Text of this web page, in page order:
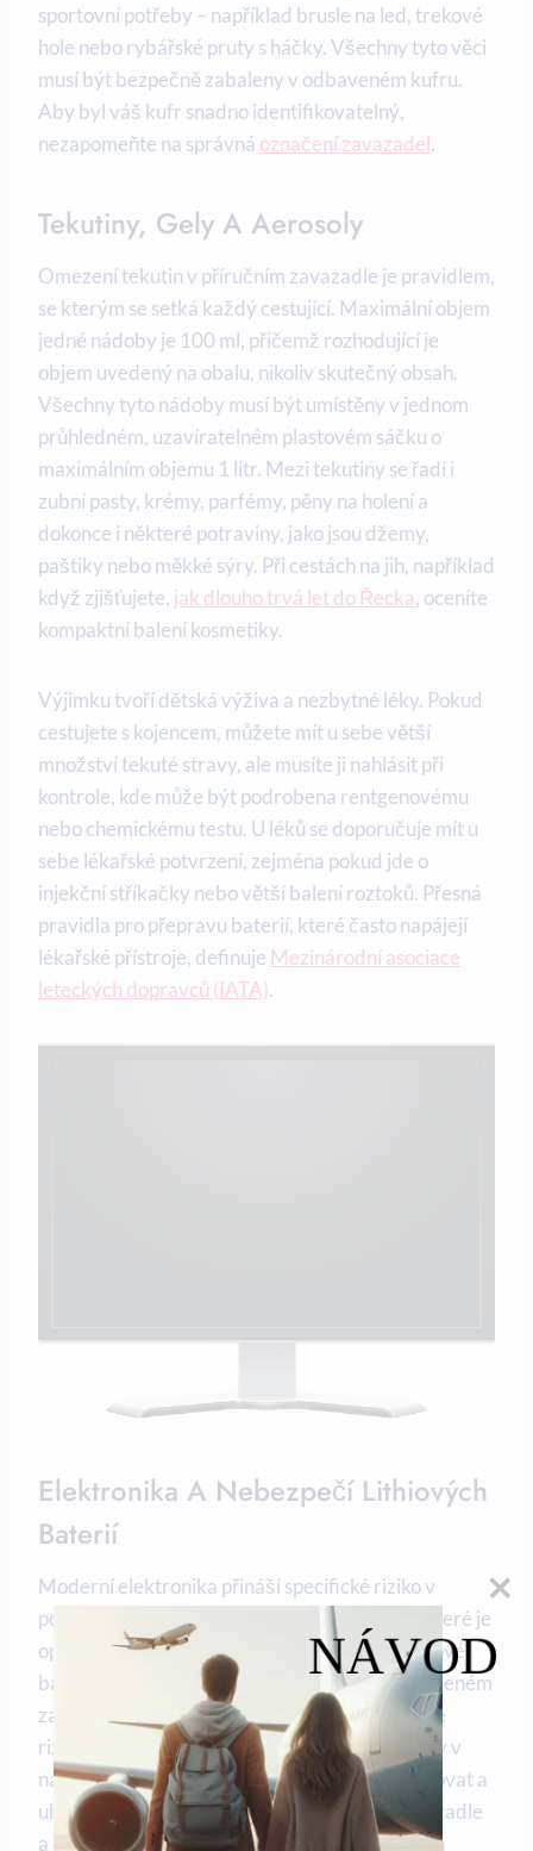
sportovní potřeby – například brusle na led, trekové
hole nebo rybářské pruty s háčky. Všechny tyto věci
musí být bezpečně zabaleny v odbaveném kufru.
Aby byl váš kufr snadno identifikovatelný,
nezapomeňte na správná označení zavazadel.
Tekutiny, Gely A Aerosoly
Omezení tekutin v příručním zavazadle je pravidlem,
se kterým se setká každý cestující. Maximální objem
jedné nádoby je 100 ml, přičemž rozhodující je
objem uvedený na obalu, nikoliv skutečný obsah.
Všechny tyto nádoby musí být umístěny v jednom
průhledném, uzavíratelném plastovém sáčku o
maximálním objemu 1 litr. Mezi tekutiny se řadí i
zubní pasty, krémy, parfémy, pěny na holení a
dokonce i některé potraviny, jako jsou džemy,
paštiky nebo měkké sýry. Při cestách na jih, například
když zjišťujete, jak dlouho trvá let do Řecka, oceníte
kompaktní balení kosmetiky.
Výjimku tvoří dětská výživa a nezbytné léky. Pokud
cestujete s kojencem, můžete mít u sebe větší
množství tekuté stravy, ale musíte ji nahlásit při
kontrole, kde může být podrobena rentgenovému
nebo chemickému testu. U léků se doporučuje mít u
sebe lékařské potvrzení, zejména pokud jde o
injekční stříkačky nebo větší balení roztoků. Přesná
pravidla pro přepravu baterií, které často napájejí
lékařské přístroje, definuje Mezinárodní asociace
leteckých dopravců (IATA).
Elektronika A Nebezpečí Lithiových
Baterií
Moderní elektronika přináší specifické riziko v
podobě lithiových baterií. Zde platí pravidlo, které je
opačné než u ostrých předmětů: náhradní lithiové
baterie a powerbanky nesmí být nikdy v odbaveném
zavazadle v nákladovém prostoru. Důvodem je
riziko samovznícení v důsledku zkratu, které by v
nákladovém prostoru bylo obtížně včas detekovat a
uhasit. Powerbanky musí být v příručním zavazadle
a jejich kapacita by neměla přesáhnout 100 Wh
NÁVOD